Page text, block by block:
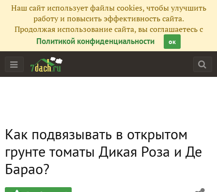
Наш сайт использует файлы cookies, чтобы улучшить
работу и повысить эффективность сайта.
Продолжая использование сайта, вы соглашаетесь с
Политикой конфиденциальности
ок
Как подвязывать в открытом
грунте томаты Дикая Роза и Де
Барао?